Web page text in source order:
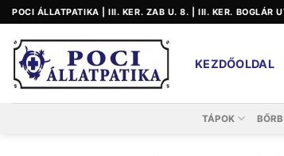
Skip
to
content
POCI ÁLLATPATIKA | III. KER. ZAB U. 8. | III. KER. BOGLÁR
KEZDŐOLDAL
TÁPOK